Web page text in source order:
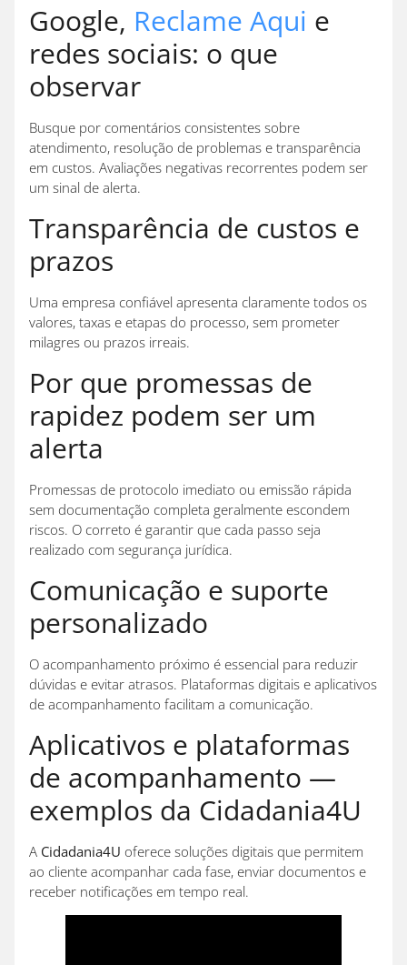
Google, Reclame Aqui e
redes sociais: o que
observar
Busque por comentários consistentes sobre
atendimento, resolução de problemas e transparência
em custos. Avaliações negativas recorrentes podem ser
um sinal de alerta.
Transparência de custos e
prazos
Uma empresa confiável apresenta claramente todos os
valores, taxas e etapas do processo, sem prometer
milagres ou prazos irreais.
Por que promessas de
rapidez podem ser um
alerta
Promessas de protocolo imediato ou emissão rápida
sem documentação completa geralmente escondem
riscos. O correto é garantir que cada passo seja
realizado com segurança jurídica.
Comunicação e suporte
personalizado
O acompanhamento próximo é essencial para reduzir
dúvidas e evitar atrasos. Plataformas digitais e aplicativos
de acompanhamento facilitam a comunicação.
Aplicativos e plataformas
de acompanhamento —
exemplos da Cidadania4U
A Cidadania4U oferece soluções digitais que permitem
ao cliente acompanhar cada fase, enviar documentos e
receber notificações em tempo real.